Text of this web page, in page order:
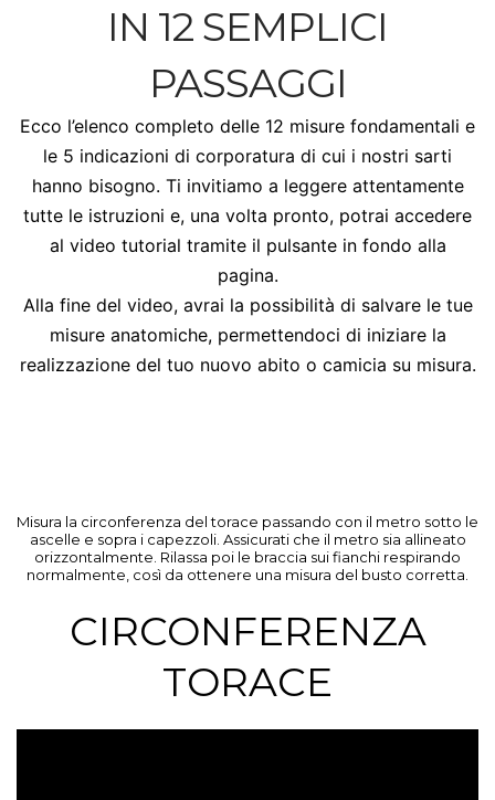
IN 12 SEMPLICI
PASSAGGI
Ecco l’elenco completo delle 12 misure fondamentali e
le 5 indicazioni di corporatura di cui i nostri sarti
hanno bisogno. Ti invitiamo a leggere attentamente
tutte le istruzioni e, una volta pronto, potrai accedere
al video tutorial tramite il pulsante in fondo alla
pagina.
Alla fine del video, avrai la possibilità di salvare le tue
misure anatomiche, permettendoci di iniziare la
realizzazione del tuo nuovo abito o camicia su misura.
Misura la circonferenza del torace passando con il metro sotto le
ascelle e sopra i capezzoli. Assicurati che il metro sia allineato
orizzontalmente. Rilassa poi le braccia sui fianchi respirando
normalmente, così da ottenere una misura del busto corretta.
CIRCONFERENZA
TORACE